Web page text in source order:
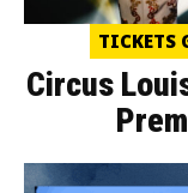
TICKETS
Circus